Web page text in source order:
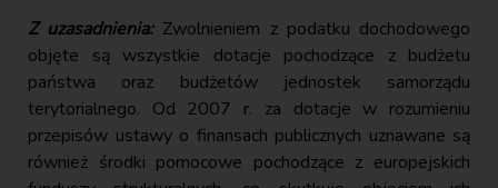
Z uzasadnienia:Zwolnieniem z podatku dochodowego
objęte są wszystkie dotacje pochodzące z budżetu
państwa oraz budżetów jednostek samorządu
terytorialnego. Od 2007 r. za dotacje w rozumieniu
przepisów ustawy o finansach publicznych uznawane są
również środki pomocowe pochodzące z europejskich